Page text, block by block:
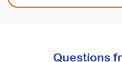
Questions